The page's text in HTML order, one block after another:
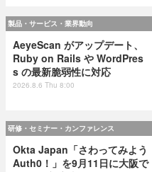
製品・サービス・業界動向
AeyeScan がアップデート、
Ruby on Rails や WordPres
s の最新脆弱性に対応
2026.8.6 Thu 8:00
研修・セミナー・カンファレンス
Okta Japan「さわってみよう
Auth0！」を9月11日に大阪で